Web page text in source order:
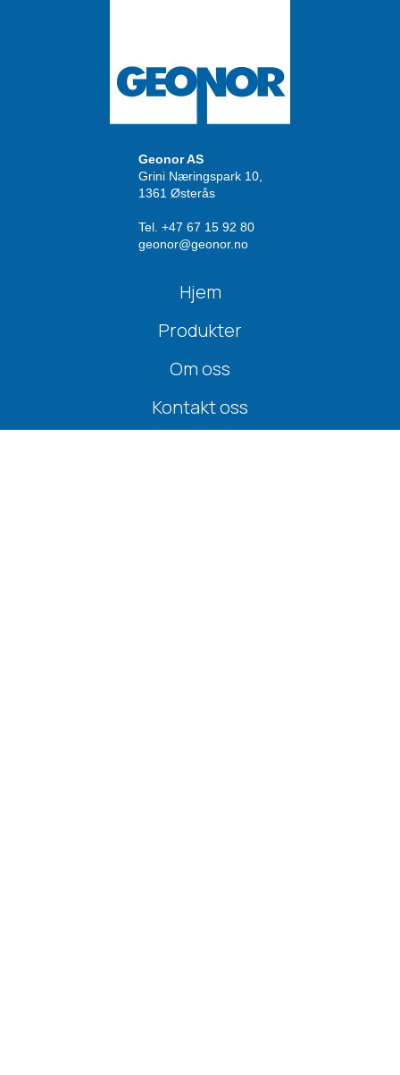
Geonor AS
Grini Næringspark 10,
1361 Østerås
Tel. +47 67 15 92 80
geonor@geonor.no
Hjem
Produkter
Om oss
Kontakt oss